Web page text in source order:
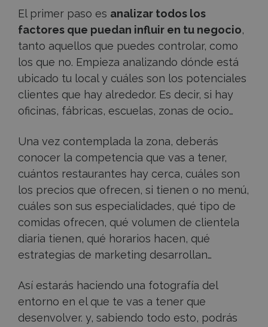
El primer paso es analizar todos los
factores que puedan influir en tu negocio,
tanto aquellos que puedes controlar, como
los que no. Empieza analizando dónde está
ubicado tu local y cuáles son los potenciales
clientes que hay alrededor. Es decir, si hay
oficinas, fábricas, escuelas, zonas de ocio…
Una vez contemplada la zona, deberás
conocer la competencia que vas a tener,
cuántos restaurantes hay cerca, cuáles son
los precios que ofrecen, si tienen o no menú,
cuáles son sus especialidades, qué tipo de
comidas ofrecen, qué volumen de clientela
diaria tienen, qué horarios hacen, qué
estrategias de marketing desarrollan…
Así estarás haciendo una fotografía del
entorno en el que te vas a tener que
desenvolver. y, sabiendo todo esto, podrás